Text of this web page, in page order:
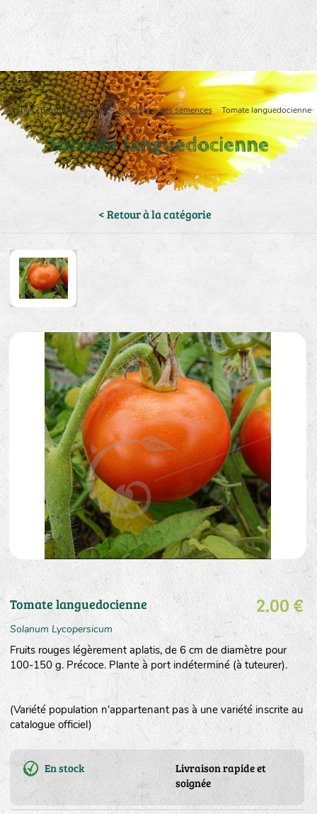
Accueil>Boutique en ligne>Catalogue des semences>Tomate languedocienne
Tomate languedocienne
< Retour à la catégorie
Tomate languedocienne
Solanum Lycopersicum
2.00 €
Fruits rouges légèrement aplatis, de 6 cm de diamètre pour
100-150 g. Précoce. Plante à port indéterminé (à tuteurer).
(Variété population n'appartenant pas à une variété inscrite au
catalogue officiel)
En stock
Livraison rapide et
soignée